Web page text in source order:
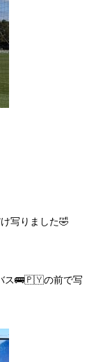
写りました🤣
ス🚌🇵🇾の前で写